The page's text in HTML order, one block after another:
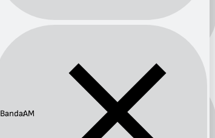
Banda:
AM
Banda:AM